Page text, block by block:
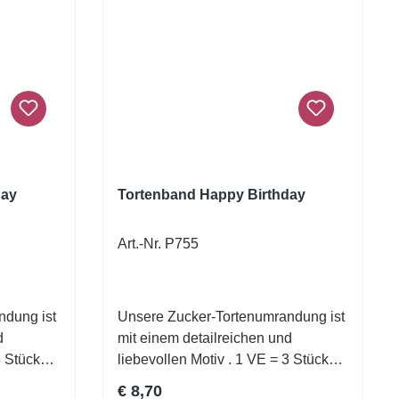
an die
sowie
für:
ist
Stück
Tortenband Happy Birthday
Art.-Nr. P755
Unsere Zucker-Tortenumrandung ist
mit einem detailreichen und
liebevollen Motiv . 1 VE = 3 Stück
Regulärer Preis:
€ 8,70